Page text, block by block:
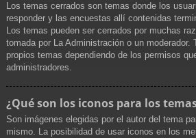
Los temas cerrados son temas donde los
responder y las encuestas allí contenidas
Los temas pueden ser cerrados por muchas
tomada por La Administración o un moderador.
propios temas dependiendo de los permisos
administradores.
¿Qué son los iconos para los
Son imágenes elegidas por el autor del tema
mismo. La posibilidad de usar iconos en los